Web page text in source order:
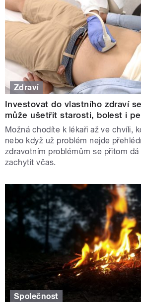
Zdraví
Investovat do vlastního zdraví
může ušetřit starosti, bolest i
Možná chodíte k lékaři až ve chvíli,
nebo když už problém nejde
zdravotním problémům se přitom
zachytit včas.
Společnost